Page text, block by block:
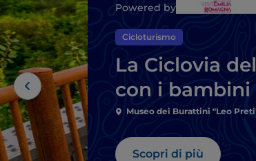
Powered by
Cicloturismo
La Ciclovia
con i bambini
Museo dei Burattini "Leo
Scopri di più